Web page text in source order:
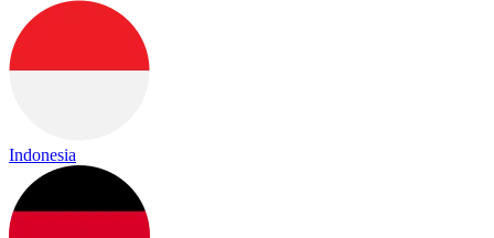
Indonesia